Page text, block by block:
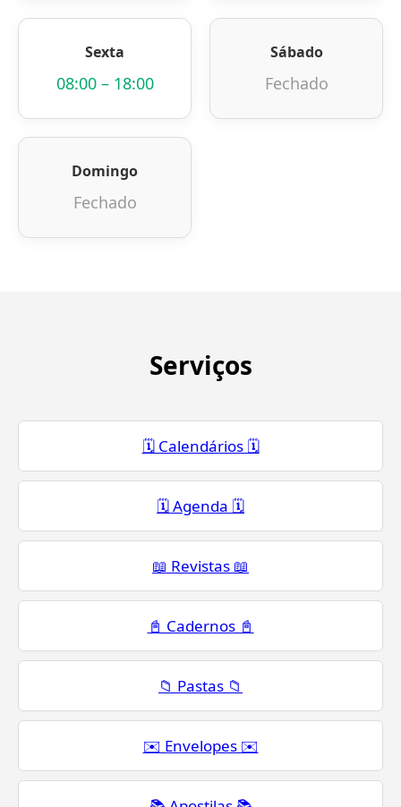
Sexta
08:00 – 18:00
Sábado
Fechado
Domingo
Fechado
Serviços
🗓️ Calendários 🗓️
🗓️ Agenda 🗓️
📖 Revistas 📖
📓 Cadernos 📓
📁 Pastas 📁
✉️ Envelopes ✉️